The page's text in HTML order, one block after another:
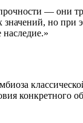
— они
но при
конкретного